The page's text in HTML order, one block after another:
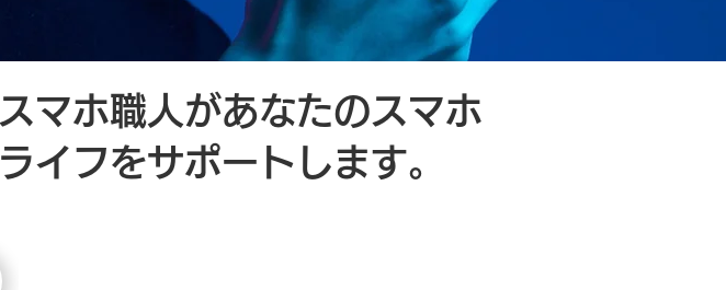
スマホ職人があなたのスマホ
ライフをサポートします。